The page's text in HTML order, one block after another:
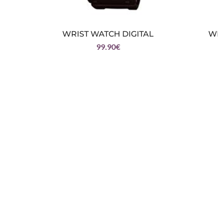
WRIST WATCH DIGITAL
99.90€